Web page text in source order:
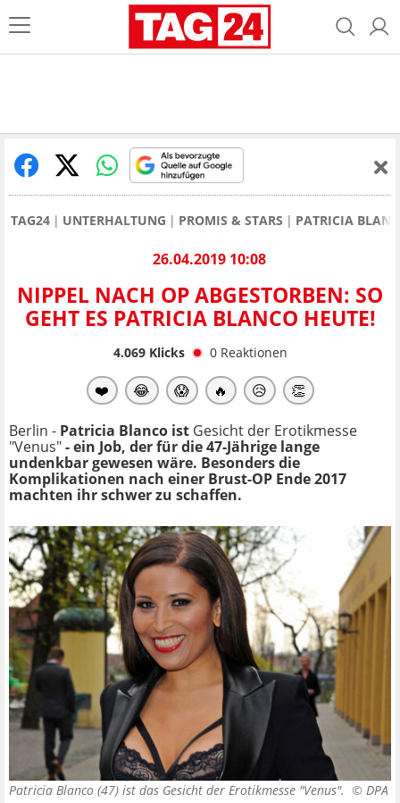
TAG24 UNTERHALTUNG PROMIS & STARS PATRICIA
26.04.2019 10:08
NIPPEL NACH OP ABGESTORBEN: SO
GEHT ES PATRICIA BLANCO HEUTE!
4.069Klicks 0 Reaktionen
❤️ 😂 😱 🔥 😥 👏
Berlin - Patricia Blanco ist Gesicht der Erotikmesse
"Venus"- ein Job, der für die 47-Jährige lange
undenkbar gewesen wäre. Besonders die
Komplikationen nach einer Brust-OP Ende 2017
machten ihr schwer zu schaffen.
Patricia Blanco (47) ist das Gesicht der Erotikmesse "Venus". © DPA